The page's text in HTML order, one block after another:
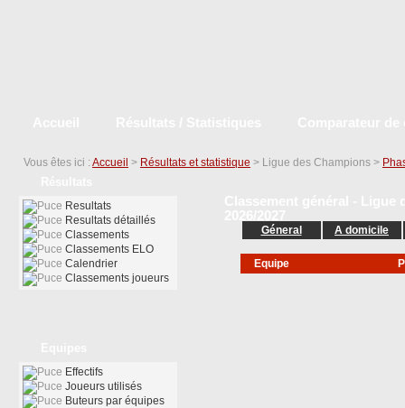
Vous êtes ici : Accueil > Résultats et statistique > Ligue des Champions >
Géneral A domicile
Equipe
Resultats
Resultats détaillés
Classements
Classements ELO
Calendrier
Classements joueurs
Effectifs
Joueurs utilisés
Buteurs par équipes